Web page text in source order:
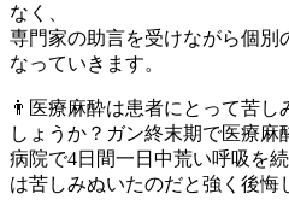
なく、
専門家の助言を受けながら個別
なっていきます。
👨医療麻酔は患者にとって苦
しょうか？ガン終末期で医療麻
病院で4日間一日中荒い呼吸を
は苦しみぬいたのだと強く後悔